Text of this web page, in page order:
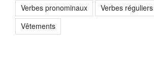
Verbes pronominaux
Verbes réguliers
Vêtements